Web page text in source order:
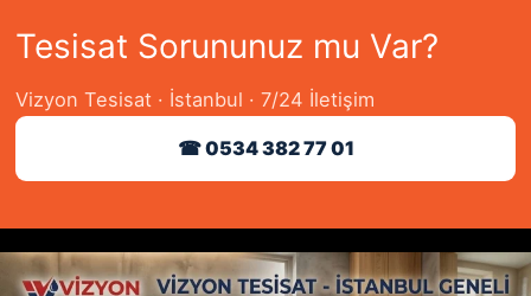
Tesisat Sorununuz mu Var?
Vizyon Tesisat · İstanbul · 7/24 İletişim
☎ 0534 382 77 01